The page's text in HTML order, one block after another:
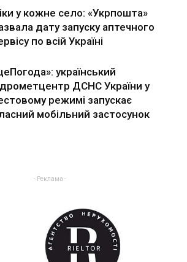
у кожне село: «Укрпошта»
дату запуску аптечного
по всій Україні
український
ДСНС України у
режимі запускає
мобільний застосунок
- Реклама -